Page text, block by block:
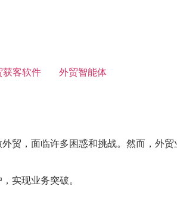
获客软件 外贸智能体
贸，面临许多困惑和挑战。然而，外贸
实现业务突破。